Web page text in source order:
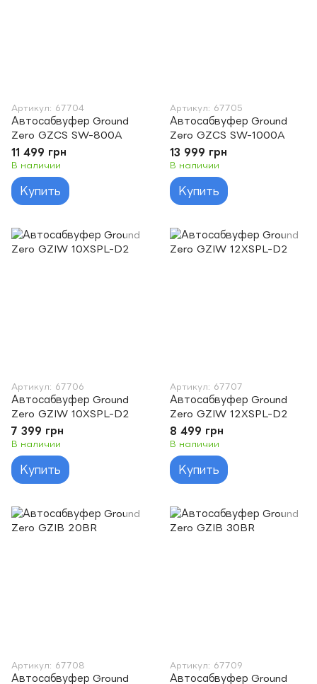
Артикул: 67704
Автосабвуфер Ground
Zero GZCS SW-800A
11 499 грн
В наличии
Купить
Артикул: 67705
Автосабвуфер Ground
Zero GZCS SW-1000A
13 999 грн
В наличии
Купить
Артикул: 67706
Автосабвуфер Ground
Zero GZIW 10XSPL-D2
7 399 грн
В наличии
Купить
Артикул: 67707
Автосабвуфер Ground
Zero GZIW 12XSPL-D2
8 499 грн
В наличии
Купить
Артикул: 67708
Автосабвуфер Ground
Артикул: 67709
Автосабвуфер Ground